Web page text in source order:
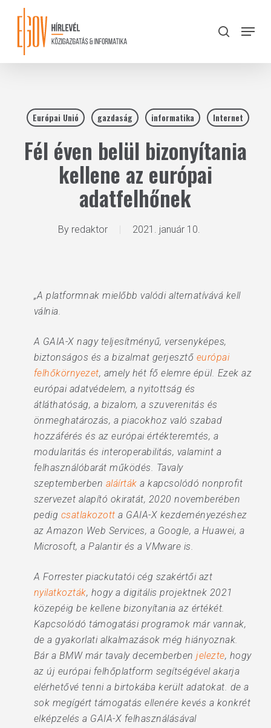
content
search
Menu
Európai Unió gazdaság informatika Internet
Fél éven belül bizonyítania
kellene az európai
adatfelhőnek
By redaktor 2021. január 10.
„A platformnak mielőbb valódi alternatívává kell
válnia.
A GAIA-X nagy teljesítményű, versenyképes,
biztonságos és a bizalmat gerjesztő európai
felhőkörnyezet, amely hét fő elemre épül. Ezek az
európai adatvédelem, a nyitottság és
átláthatóság, a bizalom, a szuverenitás és
önmeghatározás, a piacokhoz való szabad
hozzáférés és az európai értékteremtés, a
modularitás és interoperabilitás, valamint a
felhasználóbarát működés. Tavaly
szeptemberben aláírták a kapcsolódó nonprofit
szervezet alapító okiratát, 2020 novemberében
pedig csatlakozotta GAIA-X kezdeményezéshez
az Amazon Web Services, a Google, a Huawei, a
Microsoft, a Palantir és a VMware is.
A Forrester piackutatói cég szakértői azt
nyilatkozták, hogy a digitális projektnek 2021
közepéig be kellene bizonyítania az értékét.
Kapcsolódó támogatási programok már vannak,
de a gyakorlati alkalmazások még hiányoznak.
Bár a BMW már tavaly decemberbenjelezte, hogy
az új európai felhőplatform segítségével akarja
elérhetővé tenni a birtokába került adatokat. de a
sok megígért támogatás ellenére kevés a konkrét
elképzelés a GAIA-X felhasználásával
Close